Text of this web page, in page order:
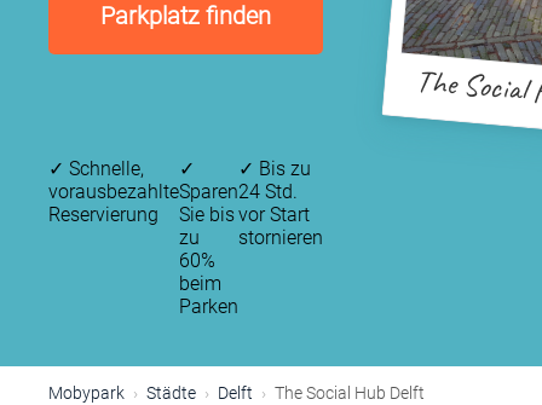
Parkplatz finden
The
✓ Schnelle,
vorausbezahlte
Reservierung
✓
Sparen
Sie bis
zu
60%
beim
Parken
✓ Bis zu
24 Std.
vor Start
stornieren
Mobypark Städte Delft The Social Hub Delft